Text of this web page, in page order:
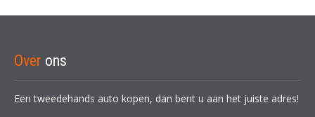
Over ons
Een tweedehands auto kopen, dan bent u aan het juiste adres!